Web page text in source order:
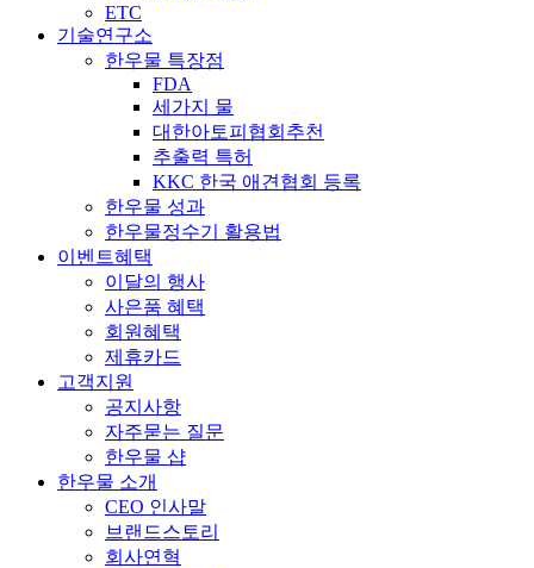
ETC
기술연구소
한우물 특장점
FDA
세가지 물
대한아토피협회추천
추출력 특허
KKC 한국 애견협회 등록
한우물 성과
한우물정수기 활용법
이벤트혜택
이달의 행사
사은품 혜택
회원혜택
제휴카드
고객지원
공지사항
자주묻는 질문
한우물 샵
한우물 소개
CEO 인사말
브랜드스토리
회사연혁